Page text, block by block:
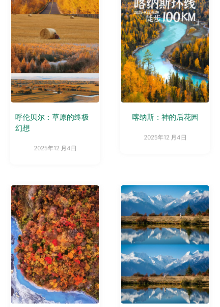
呼伦贝尔：草原的终极
幻想
2025年12 月4日
喀纳斯：神的后花园
2025年12 月4日